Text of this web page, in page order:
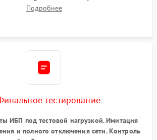
констант батареи, настройки порогов
AVR и сброса счетчиков старения АКБ.
Подробнее
тестирование
ИБП под тестовой нагрузкой. Имитация
и полного отключения сети. Контроль